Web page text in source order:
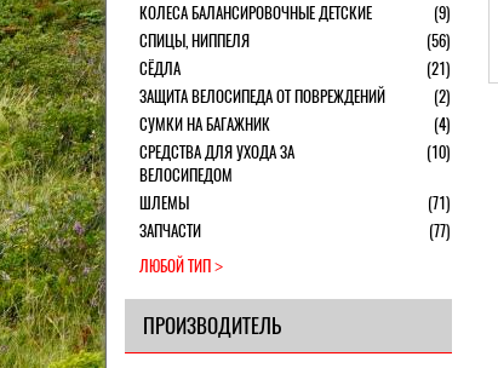
КОЛЕСА БАЛАНСИРОВОЧНЫЕ ДЕТСКИЕ
(9)
СПИЦЫ, НИППЕЛЯ
(56)
СЁДЛА
(21)
ЗАЩИТА ВЕЛОСИПЕДА ОТ ПОВРЕЖДЕНИЙ
(2)
СУМКИ НА БАГАЖНИК
(4)
СРЕДСТВА ДЛЯ УХОДА ЗА
ВЕЛОСИПЕДОМ
(10)
ШЛЕМЫ
(71)
ЗАПЧАСТИ
(77)
ЛЮБОЙ ТИП
ПРОИЗВОДИТЕЛЬ